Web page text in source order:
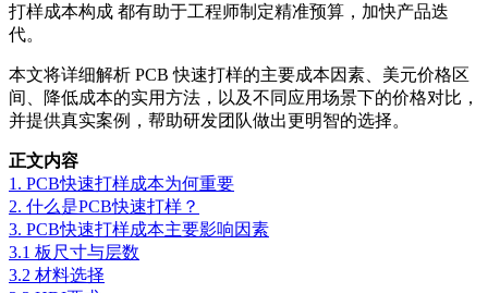
打样成本构成 都有助于工程师制定精准预算，加快产品迭
代。
本文将详细解析 PCB 快速打样的主要成本因素、美元价格区
间、降低成本的实用方法，以及不同应用场景下的价格对比，
并提供真实案例，帮助研发团队做出更明智的选择。
正文内容
1. PCB快速打样成本为何重要
2. 什么是PCB快速打样？
3. PCB快速打样成本主要影响因素
3.1 板尺寸与层数
3.2 材料选择